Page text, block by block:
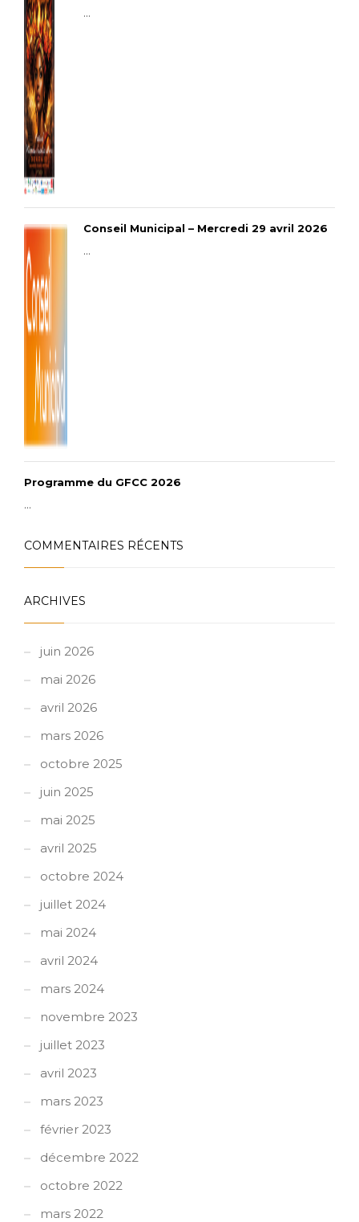
...
Conseil Municipal – Mercredi 29 avril 2026
...
Programme du GFCC 2026
...
COMMENTAIRES RÉCENTS
ARCHIVES
juin 2026
mai 2026
avril 2026
mars 2026
octobre 2025
juin 2025
mai 2025
avril 2025
octobre 2024
juillet 2024
mai 2024
avril 2024
mars 2024
novembre 2023
juillet 2023
avril 2023
mars 2023
février 2023
décembre 2022
octobre 2022
mars 2022